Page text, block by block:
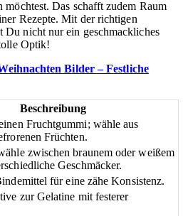
möchtest. Das schafft zudem Raum
Rezepte. Mit der richtigen
Du nicht nur ein geschmackliches
Optik!
Bilder – Festliche
Beschreibung
Fruchtgummi; wähle aus
Früchten.
zwischen braunem oder weißem
Geschmäcker.
für eine zähe Konsistenz.
zur Gelatine mit festerer